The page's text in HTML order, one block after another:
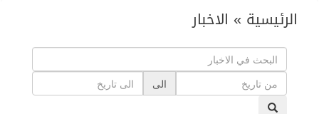
الرئيسية » الاخبار
الى